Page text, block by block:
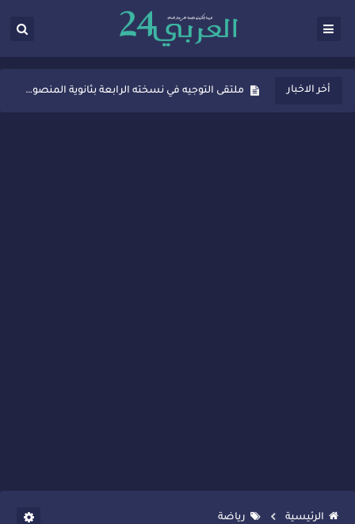
أخر الاخبار
ثانوية المنصور الذهبي بسيدي قاسم تُعزّز ثقافة التوجيه المدرسي بمبادرة نوعية تجمع بين التفاعل والتكريم
ملتقى التوجيه في نسخته الرابعة بثانوية المنصور الذهبي بسيدي قاسم
الرئيسية رياضة